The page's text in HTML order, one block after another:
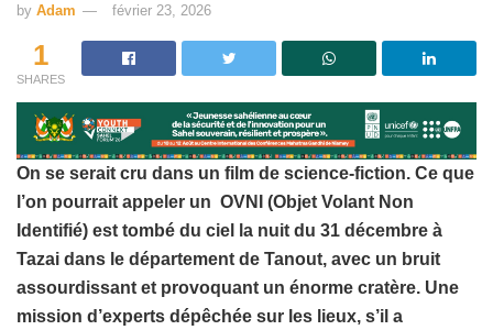
by Adam février 23, 2026
1
SHARES
On se serait cru dans un film de science-fiction. Ce que
l’on pourrait appeler un OVNI (Objet Volant Non
Identifié) est tombé du ciel la nuit du 31 décembre à
Tazai dans le département de Tanout, avec un bruit
assourdissant et provoquant un énorme cratère. Une
mission d’experts dépêchée sur les lieux, s’il a